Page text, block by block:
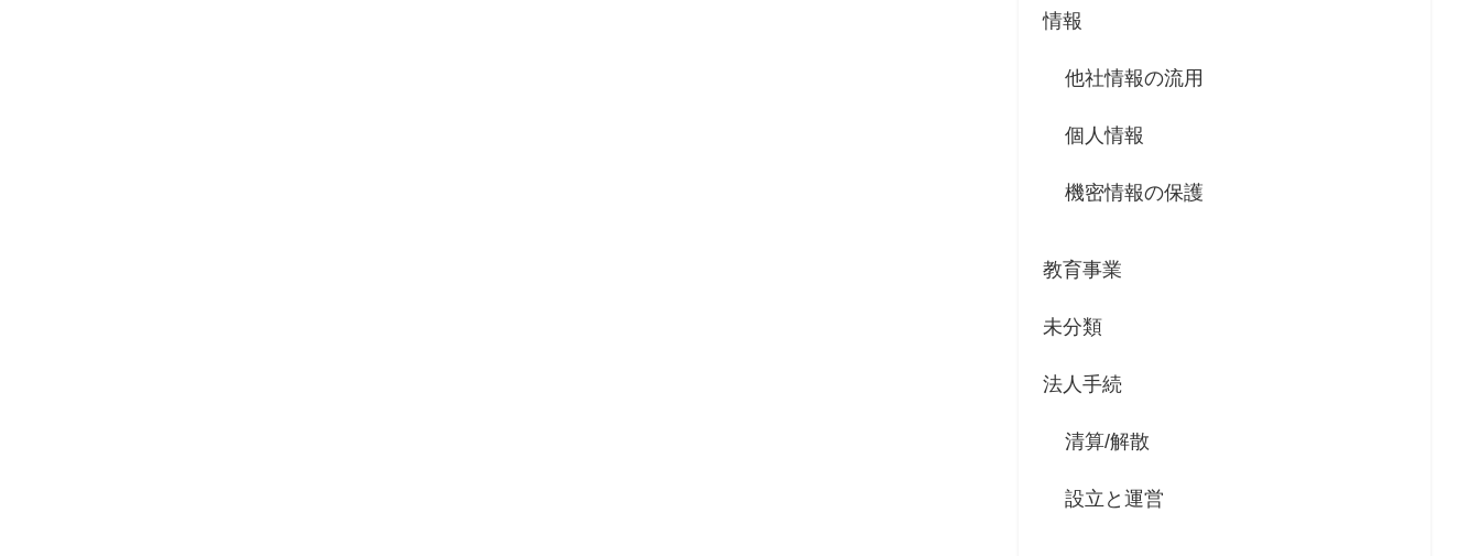
情報
他社情報の流用
個人情報
機密情報の保護
教育事業
未分類
法人手続
清算/解散
設立と運営